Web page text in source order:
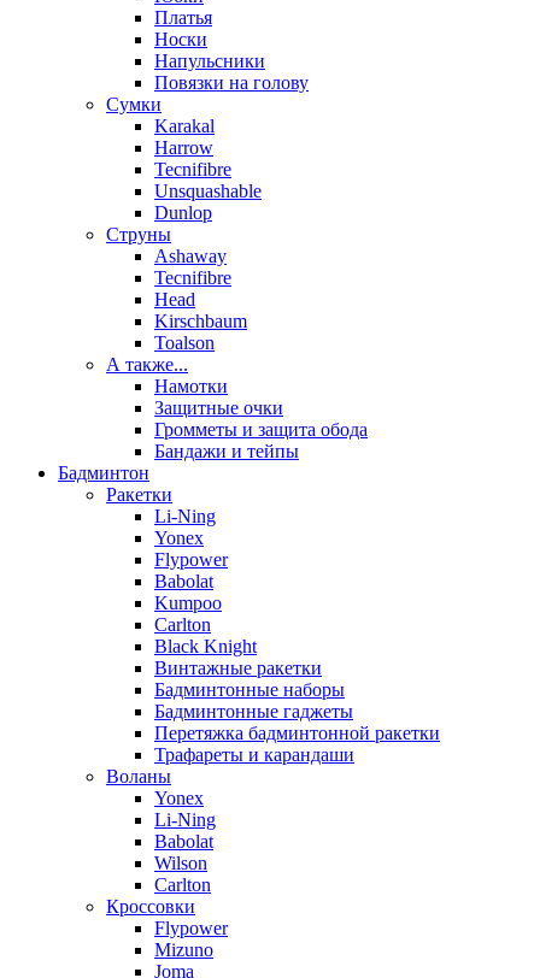
Платья
Носки
Напульсники
Повязки на голову
Сумки
Karakal
Harrow
Tecnifibre
Unsquashable
Dunlop
Струны
Ashaway
Tecnifibre
Head
Kirschbaum
Toalson
А также...
Намотки
Защитные очки
Громметы и защита обода
Бандажи и тейпы
Бадминтон
Ракетки
Li-Ning
Yonex
Flypower
Babolat
Kumpoo
Carlton
Black Knight
Винтажные ракетки
Бадминтонные наборы
Бадминтонные гаджеты
Перетяжка бадминтонной ракетки
Трафареты и карандаши
Воланы
Yonex
Li-Ning
Babolat
Wilson
Carlton
Кроссовки
Flypower
Mizuno
Joma